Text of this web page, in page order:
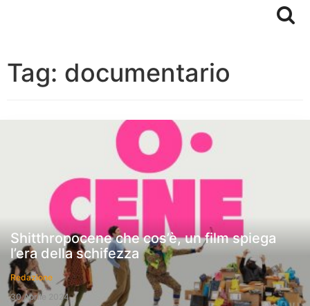
Tag: documentario
Shitthropocene che cos’è, un film spiega
l’era della schifezza
Redazione
30 Aprile 2024